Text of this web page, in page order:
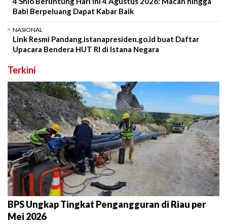
Babi Berpeluang Dapat Kabar Baik
NASIONAL
Link Resmi Pandang.istanapresiden.go.id buat Daftar
Upacara Bendera HUT RI di Istana Negara
Terkini
BPS Ungkap Tingkat Pengangguran di Riau per
Mei 2026